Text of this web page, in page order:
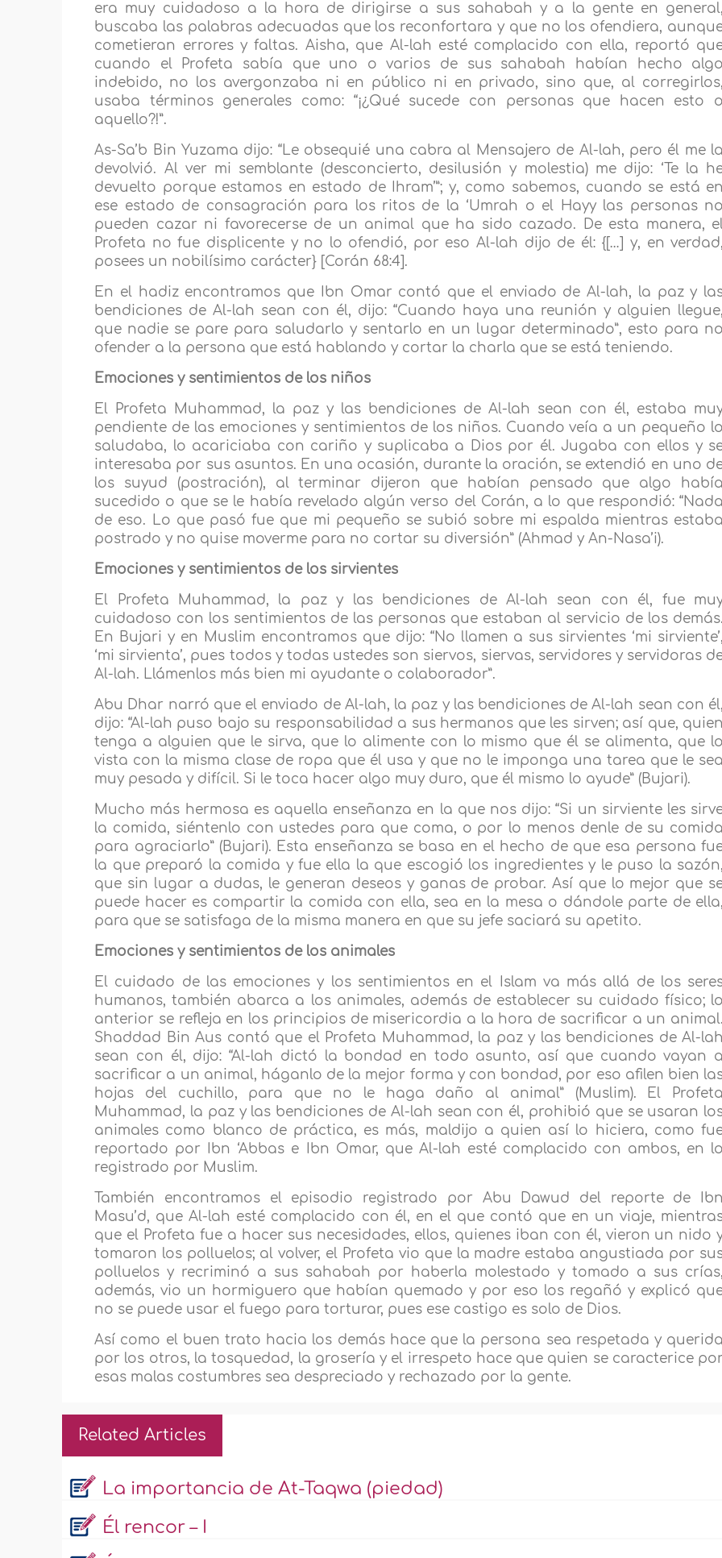
era muy cuidadoso a la hora de dirigirse a sus sahabah y a la gente en general,
buscaba las palabras adecuadas que los reconfortara y que no los ofendiera,
cometieran errores y faltas. Aisha, que Al-lah esté complacido con ella, reportó
cuando el Profeta sabía que uno o varios de sus sahabah habían hecho algo
indebido, no los avergonzaba ni en público ni en privado, sino que, al corregirlos,
usaba términos generales como: “¡¿Qué sucede con personas que hacen esto o
aquello?!”.
As-Sa’b Bin Yuzama dijo: “Le obsequié una cabra al Mensajero de Al-lah, pero él me la
devolvió. Al ver mi semblante (desconcierto, desilusión y molestia) me dijo: ‘Te la
devuelto porque estamos en estado de Ihram’”; y, como sabemos, cuando se está en
ese estado de consagración para los ritos de la ‘Umrah o el Hayy las personas no
pueden cazar ni favorecerse de un animal que ha sido cazado. De esta manera,
Profeta no fue displicente y no lo ofendió, por eso Al-lah dijo de él: {[…] y, en verdad,
posees un nobilísimo carácter} [Corán 68:4].
En el hadiz encontramos que Ibn Omar contó que el enviado de Al-lah, la paz y
bendiciones de Al-lah sean con él, dijo: “Cuando haya una reunión y alguien llegue,
que nadie se pare para saludarlo y sentarlo en un lugar determinado”, esto para no
ofender a la persona que está hablando y cortar la charla que se está teniendo.
Emociones y sentimientos de los niños
El Profeta Muhammad, la paz y las bendiciones de Al-lah sean con él, estaba
pendiente de las emociones y sentimientos de los niños. Cuando veía a un pequeño lo
saludaba, lo acariciaba con cariño y suplicaba a Dios por él. Jugaba con ellos y
interesaba por sus asuntos. En una ocasión, durante la oración, se extendió en uno
los suyud (postración), al terminar dijeron que habían pensado que algo había
sucedido o que se le había revelado algún verso del Corán, a lo que respondió: “Nada
de eso. Lo que pasó fue que mi pequeño se subió sobre mi espalda mientras estaba
postrado y no quise moverme para no cortar su diversión” (Ahmad y An-Nasa’i).
Emociones y sentimientos de los sirvientes
El Profeta Muhammad, la paz y las bendiciones de Al-lah sean con él, fue
cuidadoso con los sentimientos de las personas que estaban al servicio de los demás.
En Bujari y en Muslim encontramos que dijo: “No llamen a sus sirvientes ‘mi sirviente’,
‘mi sirvienta’, pues todos y todas ustedes son siervos, siervas, servidores y servidoras
Al-lah. Llámenlos más bien mi ayudante o colaborador”.
Abu Dhar narró que el enviado de Al-lah, la paz y las bendiciones de Al-lah sean con él,
dijo: “Al-lah puso bajo su responsabilidad a sus hermanos que les sirven; así que, quien
tenga a alguien que le sirva, que lo alimente con lo mismo que él se alimenta, que lo
vista con la misma clase de ropa que él usa y que no le imponga una tarea que le sea
muy pesada y difícil. Si le toca hacer algo muy duro, que él mismo lo ayude” (Bujari).
Mucho más hermosa es aquella enseñanza en la que nos dijo: “Si un sirviente les
la comida, siéntenlo con ustedes para que coma, o por lo menos denle de su comida
para agraciarlo” (Bujari). Esta enseñanza se basa en el hecho de que esa persona
la que preparó la comida y fue ella la que escogió los ingredientes y le puso la sazón,
que sin lugar a dudas, le generan deseos y ganas de probar. Así que lo mejor que
puede hacer es compartir la comida con ella, sea en la mesa o dándole parte de ella,
para que se satisfaga de la misma manera en que su jefe saciará su apetito.
Emociones y sentimientos de los animales
El cuidado de las emociones y los sentimientos en el Islam va más allá de los
humanos, también abarca a los animales, además de establecer su cuidado físico; lo
anterior se refleja en los principios de misericordia a la hora de sacrificar a un animal.
Shaddad Bin Aus contó que el Profeta Muhammad, la paz y las bendiciones de Al-lah
sean con él, dijo: “Al-lah dictó la bondad en todo asunto, así que cuando vayan a
sacrificar a un animal, háganlo de la mejor forma y con bondad, por eso afilen bien
hojas del cuchillo, para que no le haga daño al animal” (Muslim). El Profeta
Muhammad, la paz y las bendiciones de Al-lah sean con él, prohibió que se usaran
animales como blanco de práctica, es más, maldijo a quien así lo hiciera, como
reportado por Ibn ‘Abbas e Ibn Omar, que Al-lah esté complacido con ambos, en lo
registrado por Muslim.
También encontramos el episodio registrado por Abu Dawud del reporte de Ibn
Masu’d, que Al-lah esté complacido con él, en el que contó que en un viaje,
que el Profeta fue a hacer sus necesidades, ellos, quienes iban con él, vieron un nido
tomaron los polluelos; al volver, el Profeta vio que la madre estaba angustiada por
polluelos y recriminó a sus sahabah por haberla molestado y tomado a sus crías,
además, vio un hormiguero que habían quemado y por eso los regañó y explicó
no se puede usar el fuego para torturar, pues ese castigo es solo de Dios.
Así como el buen trato hacia los demás hace que la persona sea respetada y querida
por los otros, la tosquedad, la grosería y el irrespeto hace que quien se caracterice por
esas malas costumbres sea despreciado y rechazado por la gente.
Related Articles
La importancia de At-Taqwa (piedad)
Él rencor – I